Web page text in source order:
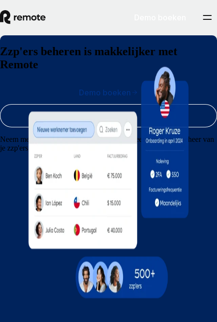
Zzp'ers beheren is makkelijker met
Remote
Neem met je bureau de volgende stap en vereenvoudig het beheer van
je zzp'ers, van onboarding tot betaling.
Demo boeken
Aanmelden